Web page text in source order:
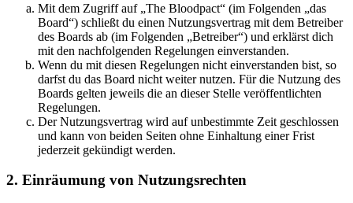
Mit dem Zugriff auf „The Bloodpact“ (im Folgenden „das
Board“) schließt du einen Nutzungsvertrag mit dem Betreiber
des Boards ab (im Folgenden „Betreiber“) und erklärst dich
mit den nachfolgenden Regelungen einverstanden.
Wenn du mit diesen Regelungen nicht einverstanden bist, so
darfst du das Board nicht weiter nutzen. Für die Nutzung des
Boards gelten jeweils die an dieser Stelle veröffentlichten
Regelungen.
Der Nutzungsvertrag wird auf unbestimmte Zeit geschlossen
und kann von beiden Seiten ohne Einhaltung einer Frist
jederzeit gekündigt werden.
2. Einräumung von Nutzungsrechten